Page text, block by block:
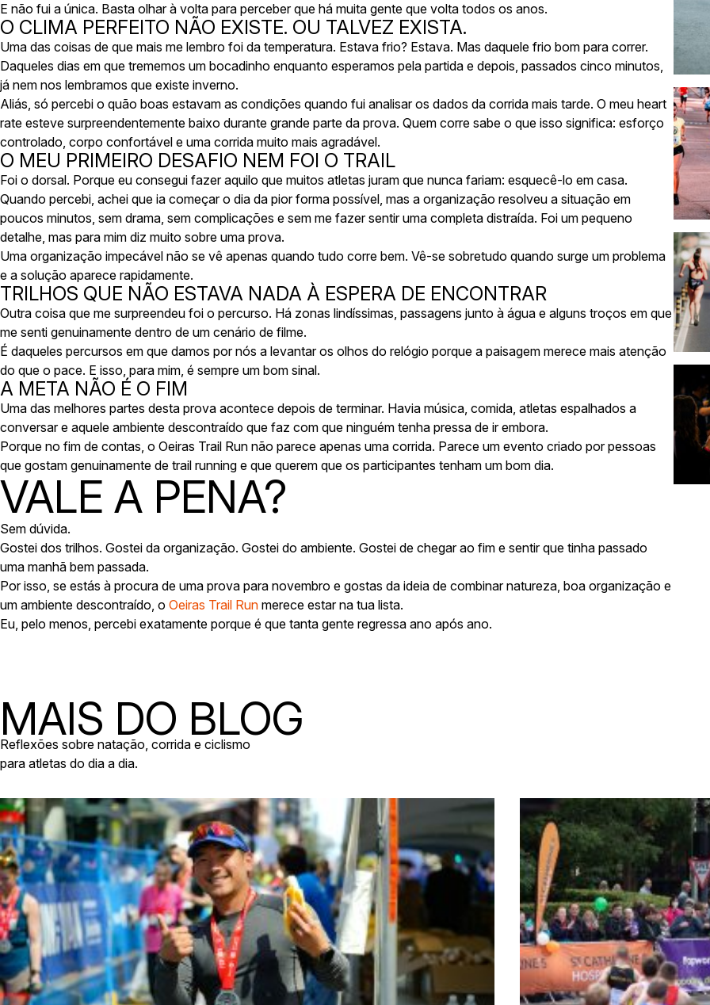
E não fui a única. Basta olhar à volta para perceber que há muita gente que volta todos os anos.
O CLIMA PERFEITO NÃO EXISTE. OU TALVEZ EXISTA.
Uma das coisas de que mais me lembro foi da temperatura. Estava frio? Estava. Mas daquele frio bom para correr.
Daqueles dias em que trememos um bocadinho enquanto esperamos pela partida e depois, passados cinco minutos,
já nem nos lembramos que existe inverno.
Aliás, só percebi o quão boas estavam as condições quando fui analisar os dados da corrida mais tarde. O meu heart
rate esteve surpreendentemente baixo durante grande parte da prova. Quem corre sabe o que isso significa: esforço
controlado, corpo confortável e uma corrida muito mais agradável.
O MEU PRIMEIRO DESAFIO NEM FOI O TRAIL
Foi o dorsal. Porque eu consegui fazer aquilo que muitos atletas juram que nunca fariam: esquecê-lo em casa.
Quando percebi, achei que ia começar o dia da pior forma possível, mas a organização resolveu a situação em
poucos minutos, sem drama, sem complicações e sem me fazer sentir uma completa distraída. Foi um pequeno
detalhe, mas para mim diz muito sobre uma prova.
Uma organização impecável não se vê apenas quando tudo corre bem. Vê-se sobretudo quando surge um problema
e a solução aparece rapidamente.
TRILHOS QUE NÃO ESTAVA NADA À ESPERA DE ENCONTRAR
Outra coisa que me surpreendeu foi o percurso. Há zonas lindíssimas, passagens junto à água e alguns troços em que
me senti genuinamente dentro de um cenário de filme.
É daqueles percursos em que damos por nós a levantar os olhos do relógio porque a paisagem merece mais atenção
do que o pace. E isso, para mim, é sempre um bom sinal.
A META NÃO É O FIM
Uma das melhores partes desta prova acontece depois de terminar. Havia música, comida, atletas espalhados a
conversar e aquele ambiente descontraído que faz com que ninguém tenha pressa de ir embora.
Porque no fim de contas, o Oeiras Trail Run não parece apenas uma corrida. Parece um evento criado por pessoas
que gostam genuinamente de trail running e que querem que os participantes tenham um bom dia.
VALE A PENA?
Sem dúvida.
Gostei dos trilhos. Gostei da organização. Gostei do ambiente. Gostei de chegar ao fim e sentir que tinha passado
uma manhã bem passada.
Por isso, se estás à procura de uma prova para novembro e gostas da ideia de combinar natureza, boa organização e
um ambiente descontraído, o Oeiras Trail Run merece estar na tua lista.
Eu, pelo menos, percebi exatamente porque é que tanta gente regressa ano após ano.
MAIS DO BLOG
Reflexões sobre natação, corrida e ciclismo
para atletas do dia a dia.